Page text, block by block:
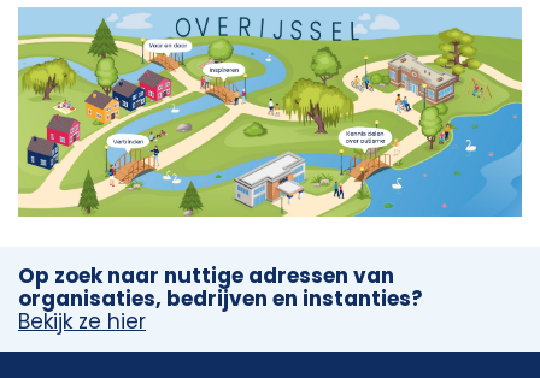
Op zoek naar nuttige adressen van
organisaties, bedrijven en instanties?
Bekijk ze hier